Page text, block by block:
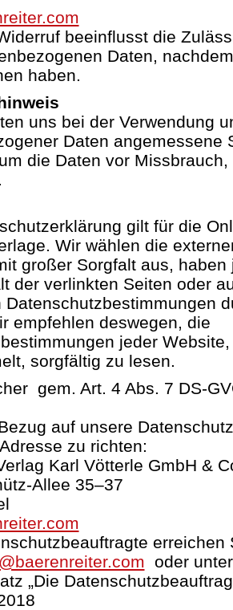
beeinflusst die
Daten,
haben.
uns bei der Verwendung
Daten angemessene
die Daten vor
gilt für die
Wir wählen die
großer Sorgfalt aus,
der verlinkten Seiten oder
Datenschutzbestimmungen
empfehlen deswegen, die
jeder
sorgfältig zu lesen.
gem. Art. 4 Abs. 7 DS-
auf unsere
zu richten:
Karl Vötterle GmbH &
Allee 35–37
erreichen
oder
„Die